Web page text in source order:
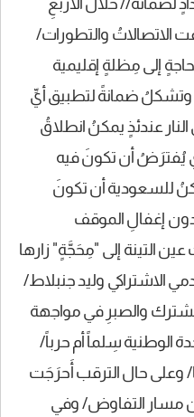
الاتصالاتُ والتطورات/
إلى مِظلةٍ إقليمية
وتشكلُ ضمانةً لتطبيق أيِّ
عندئذٍ يمكنُ انطلاقُ
يُفترَضُ أن تكونَ فيه
للسعودية أن تكونَ
إغفالِ الموقف
التينة إلى "مِحَجَّةٍ" زارها
الاشتراكي وليد جنبلاط/
والصبرِ في مواجهة
الوطنية سِلماً أم حرباً/
وعلى حال الترقب أَحرَجَت
مسار التفاوض/ وفي